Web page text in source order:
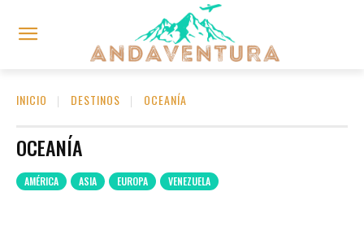
INICIO DESTINOS OCEANÍA
OCEANÍA
AMÉRICA ASIA EUROPA VENEZUELA